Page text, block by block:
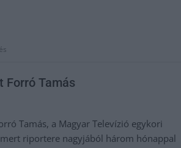
Forró Tamás
Tamás, a Magyar Televízió egykori
riportere nagyjából három hónappal